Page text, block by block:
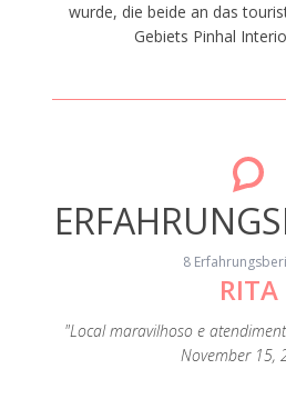
wurde, die beide an das
Gebiets Pinhal
8
RITA
"Local maravilhoso e
November 15,